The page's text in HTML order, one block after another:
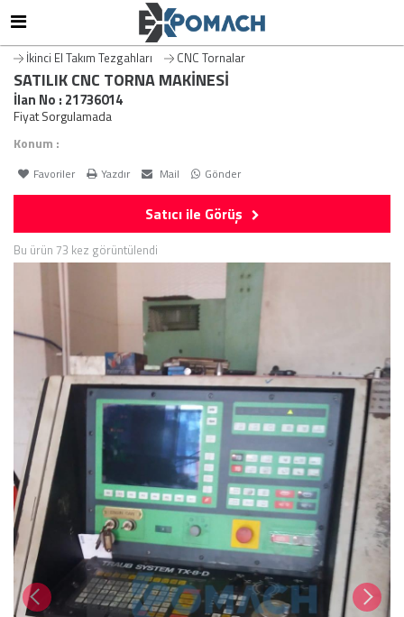
İkinci El Takım Tezgahları CNC Tornalar
SATILIK CNC TORNA MAKİNESİ
İlan No : 21736014
Fiyat Sorgulamada
Konum :
Favoriler Yazdır Mail Gönder
Satıcı ile Görüş
Bu ürün 73 kez görüntülendi